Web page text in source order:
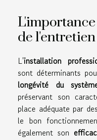
de l'entretien
L'installation
sont déterminants
longévité du
préservant son
place adéquate par
le bon
également son